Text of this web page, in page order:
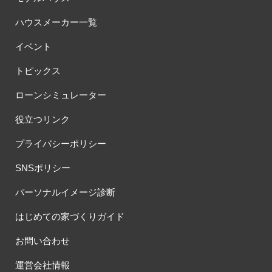
ハウスメーカー一覧
イベント
トピックス
ローンシミュレーター
役立つリンク
プライバシーポリシー
SNSポリシー
パーソナルイメージ診断
はじめての家づくりガイド
お問い合わせ
運営会社情報